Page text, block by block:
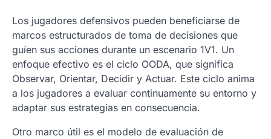
Los jugadores defensivos pueden beneficiarse de
marcos estructurados de toma de decisiones que
guíen sus acciones durante un escenario 1V1. Un
enfoque efectivo es el ciclo OODA, que significa
Observar, Orientar, Decidir y Actuar. Este ciclo anima
a los jugadores a evaluar continuamente su entorno y
adaptar sus estrategias en consecuencia.
Otro marco útil es el modelo de evaluación de